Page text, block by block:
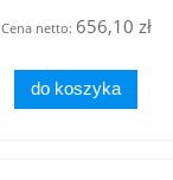
Cena netto: 656,10 zł
do koszyka